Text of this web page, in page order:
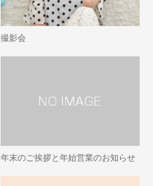
撮影会
年末のご挨拶と年始営業のお知らせ